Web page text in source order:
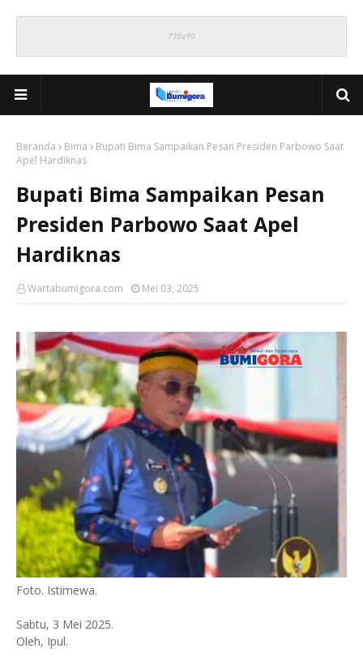
Beranda Bima
Bupati Bima Sampaikan Pesan Presiden Parbowo Saat
Apel Hardiknas
Bupati Bima Sampaikan Pesan
Presiden Parbowo Saat Apel
Hardiknas
Wartabumigora.com Mei 03, 2025
Foto. Istimewa.
Sabtu, 3 Mei 2025.
Oleh, Ipul.